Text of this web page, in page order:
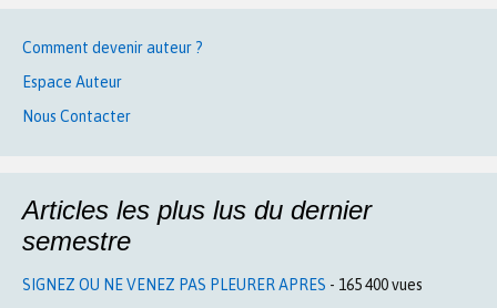
Comment devenir auteur ?
Espace Auteur
Nous Contacter
Articles les plus lus du dernier
semestre
SIGNEZ OU NE VENEZ PAS PLEURER APRES - 165 400 vues